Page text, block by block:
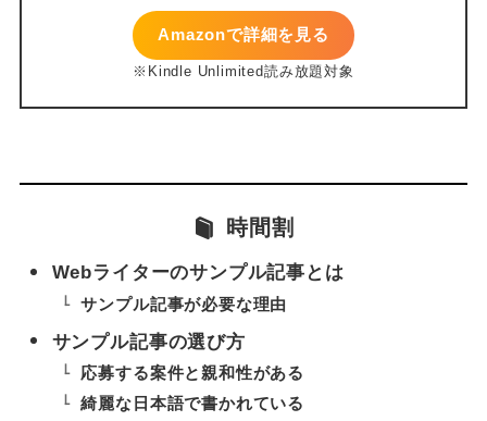
Amazonで詳細を見る
時間割
Webライターのサンプル記事とは
サンプル記事が必要な理由
サンプル記事の選び方
応募する案件と親和性がある
綺麗な日本語で書かれている